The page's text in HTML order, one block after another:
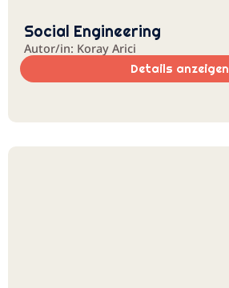
Social Engineering
Autor/in: Koray Arici
Details anzeigen